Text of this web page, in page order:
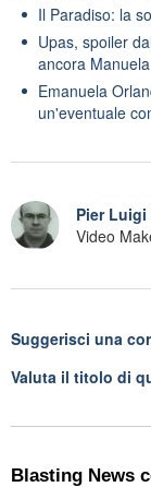
Il Paradiso: la
Upas, spoiler
ancora Manuela
Emanuela
un'eventuale
Pier
Video
Suggerisci una
Valuta il titolo di
Blasting News